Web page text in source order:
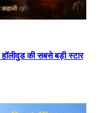
की सबसे बड़ी स्टार